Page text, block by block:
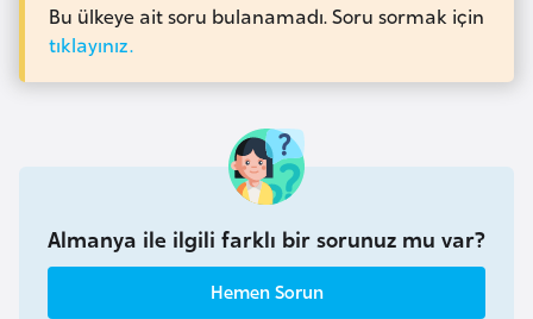
Bu ülkeye ait soru bulanamadı. Soru sormak için
tıklayınız.
Almanya ile ilgili farklı bir sorunuz mu var?
Hemen Sorun
n
a
H
k